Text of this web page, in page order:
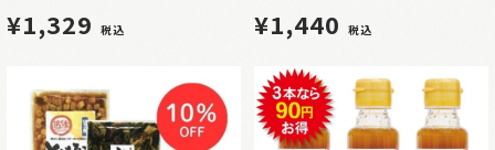
¥1,329 税込 ¥1,440 税込